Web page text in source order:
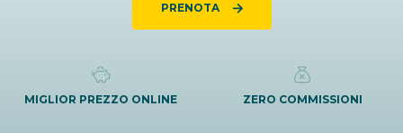
PRENOTA
MIGLIOR PREZZO ONLINE ZERO COMMISSIONI